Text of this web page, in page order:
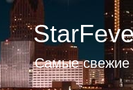
Самые свежие